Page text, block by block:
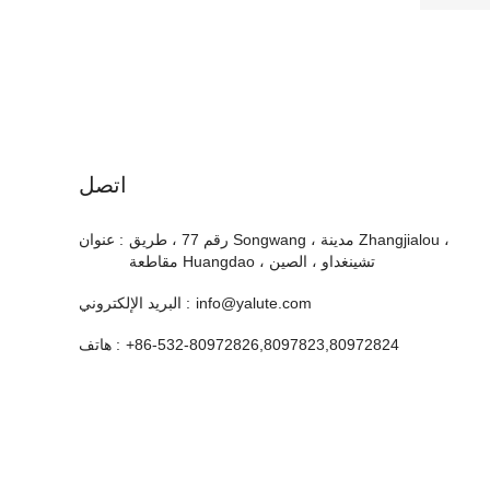
اتصل
عنوان : رقم 77 ، طريق Songwang ، مدينة Zhangjialou ،
مقاطعة Huangdao ، تشينغداو ، الصين
البريد الإلكتروني : info@yalute.com
هاتف : +86-532-80972826,8097823,80972824